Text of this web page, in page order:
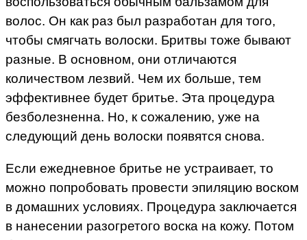
волос. Он как раз был разработан для того,
чтобы смягчать волоски. Бритвы тоже бывают
разные. В основном, они отличаются
количеством лезвий. Чем их больше, тем
эффективнее будет бритье. Эта процедура
безболезненна. Но, к сожалению, уже на
следующий день волоски появятся снова.
Если ежедневное бритье не устраивает, то
можно попробовать провести эпиляцию воском
в домашних условиях. Процедура заключается
в нанесении разогретого воска на кожу. Потом